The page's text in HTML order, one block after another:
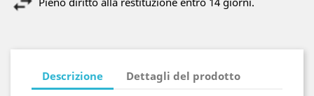
Descrizione Dettagli del prodotto